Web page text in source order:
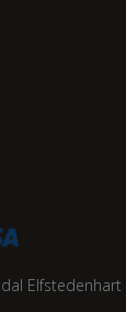
Elfstedenhart